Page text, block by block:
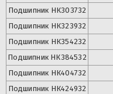
Подшипник НК303732
Подшипник НК323932
Подшипник НК354232
Подшипник НК384532
Подшипник НК404732
Подшипник НК424932